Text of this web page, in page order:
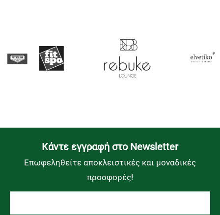
Kάντε εγγραφή στο Newsletter
Επωφεληθείτε αποκλειστικές και μοναδικές
προσφορές!